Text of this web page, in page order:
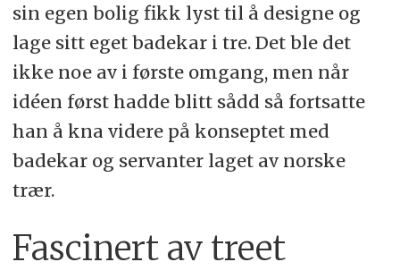
sin egen bolig fikk lyst til å designe og
lage sitt eget badekar i tre. Det ble det
ikke noe av i første omgang, men når
idéen først hadde blitt sådd så fortsatte
han å kna videre på konseptet med
badekar og servanter laget av norske
trær.
Fascinert av treet